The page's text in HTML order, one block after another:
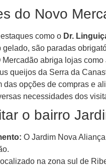
do Novo
como o Dr.
são paradas
Mercadão abriga lojas como
queijos da Serra da
das opções de compras e
necessidades dos
o bairro
O Jardim Nova
na zona sul de